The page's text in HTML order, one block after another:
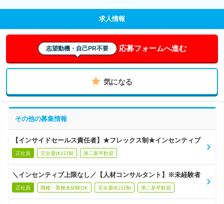
求人情報
志望動機・自己PR不要 応募フォームへ進む
気になる
その他の募集情報
【インサイドセールス責任者】★フレックス制★インセンティブ
正社員 完全週休2日制 第二新卒歓迎
＼インセンティブ上限なし／【人材コンサルタント】※未経験者
正社員 職種・業種未経験OK 完全週休2日制 第二新卒歓迎